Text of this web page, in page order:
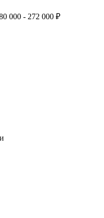
000 - 272 000 ₽